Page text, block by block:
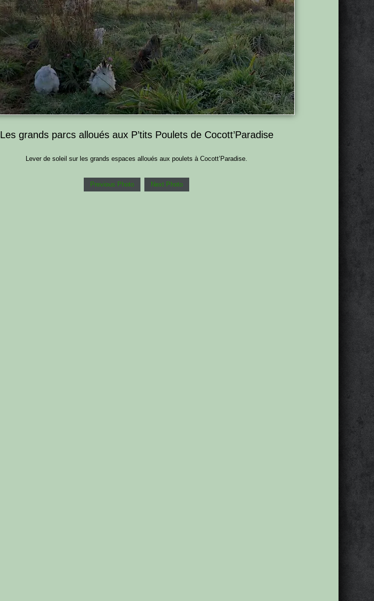
Les grands parcs alloués aux P’tits Poulets de Cocott’Paradise
Lever de soleil sur les grands espaces alloués aux poulets à Cocott’Paradise.
Previous Photo Next Photo